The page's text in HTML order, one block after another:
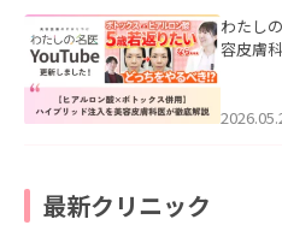
わたし
容皮膚
た。
最新クリニック